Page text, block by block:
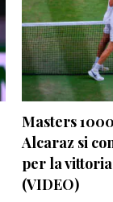
Masters
Alcaraz si
per la
(VIDEO)